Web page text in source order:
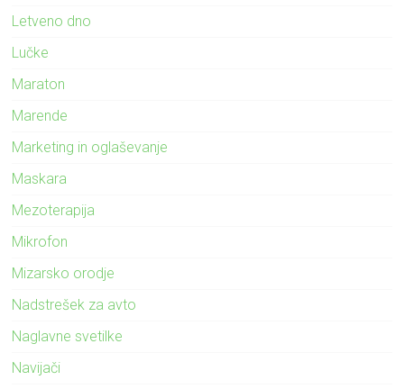
Letveno dno
Lučke
Maraton
Marende
Marketing in oglaševanje
Maskara
Mezoterapija
Mikrofon
Mizarsko orodje
Nadstrešek za avto
Naglavne svetilke
Navijači